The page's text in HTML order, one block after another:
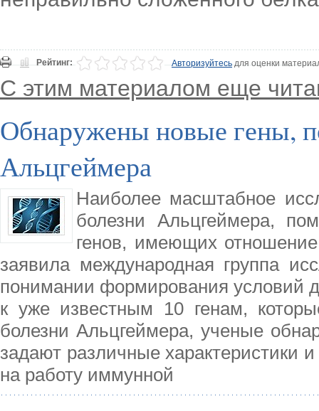
Рейтинг: Авторизуйтесьдля оценки
С этим материалом еще
Обнаружены новые гены,
Альцгеймера
Наиболее масштабное
болезни Альцгеймера,
генов, имеющих
заявила международная группа
понимании формирования условий
к уже известным 10 генам,
болезни Альцгеймера, ученые
задают различные характеристики
на работу иммунной